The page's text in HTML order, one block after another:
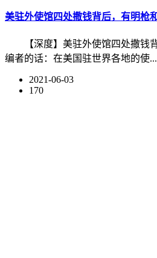
美驻外使馆四处撒钱背后，有明枪
【深度】美驻外使馆四处撒
编者的话：在美国驻世界各地的使...
2021-06-03
170